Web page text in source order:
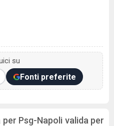
su
Fonti preferite
Psg-Napoli valida per